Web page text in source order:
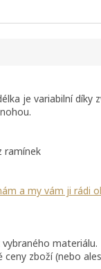
je variabilní díky
ramínek
a my vám ji rádi
materiálu.
zboží (nebo